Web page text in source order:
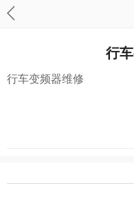
行
行车变频器维修